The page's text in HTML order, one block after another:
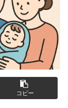
コピー